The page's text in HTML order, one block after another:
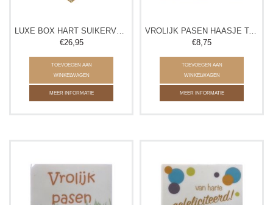
LUXE BOX HART SUIKERVRIJ
€26,95
TOEVOEGEN AAN
WINKELWAGEN
MEER INFORMATIE
VROLIJK PASEN HAASJE TABLET
€8,75
TOEVOEGEN AAN
WINKELWAGEN
MEER INFORMATIE